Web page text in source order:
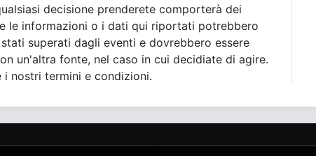
decisione prenderete comporterà dei
le informazioni o i dati qui riportati potrebbero
superati dagli eventi e dovrebbero essere
un'altra fonte, nel caso in cui decidiate di agire.
i nostri termini e condizioni.